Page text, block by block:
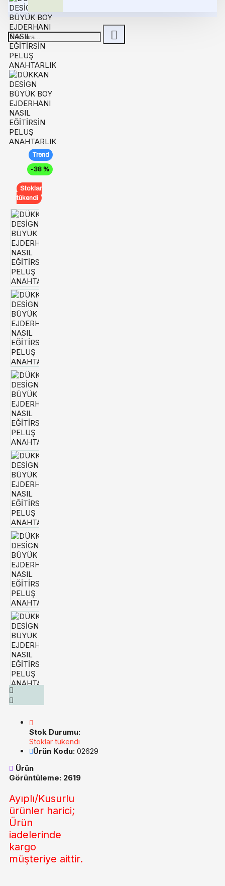
Trend
-38 %
Stoklar
tükendi
Stok Durumu:
Stoklar tükendi
Ürün Kodu: 02629
Ürün
Görüntüleme: 2619
Ayıplı/Kusurlu
ürünler harici;
Ürün
iadelerinde
kargo
müşteriye aittir.